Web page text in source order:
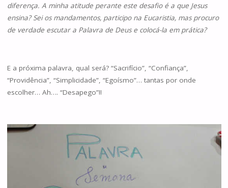
diferença. A minha atitude perante este desafio é a que Jesus
ensina? Sei os mandamentos, participo na Eucaristia, mas procuro
de verdade escutar a Palavra de Deus e colocá-la em prática?
E a próxima palavra, qual será? “Sacrifício”, “Confiança”,
“Providência”, “Simplicidade”, “Egoísmo”… tantas por onde
escolher… Ah…. “Desapego”!!